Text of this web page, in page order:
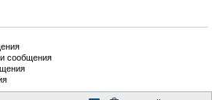
сообщения